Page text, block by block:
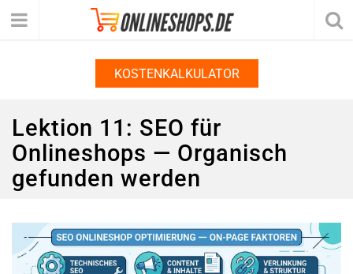
KOSTENKALKULATOR
Lektion 11: SEO für
Onlineshops — Organisch
gefunden werden